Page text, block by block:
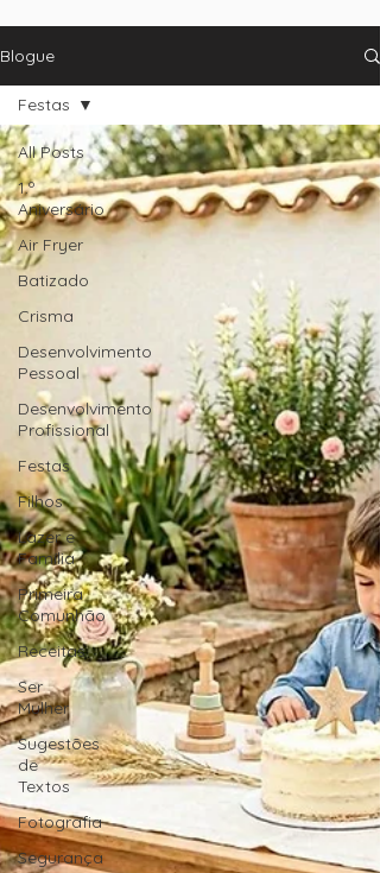
Blogue
All Posts
1.º
Aniversário
Air Fryer
Batizado
Crisma
Desenvolvimento
Pessoal
Desenvolvimento
Profissional
Festas
Filhos
Lazer e
Família
Primeira
Comunhão
Receitas
Ser
Mulher
Sugestões
de
Textos
Fotografia
Segurança
Festas